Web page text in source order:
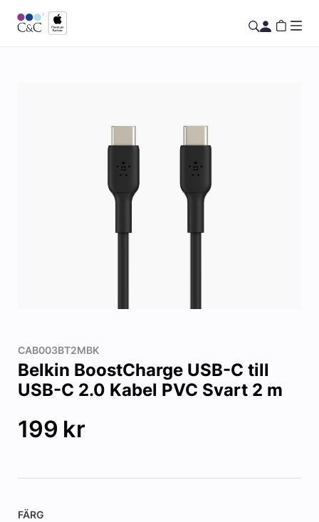
CAB003BT2MBK
Belkin BoostCharge USB-C till
USB-C 2.0 Kabel PVC Svart 2 m
199 kr
FÄRG